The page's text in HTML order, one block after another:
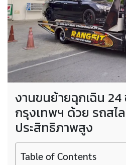
งานขนย้ายฉุกเฉิน 24
กรุงเทพฯ ด้วย รถสไ
ประสิทธิภาพสูง
Table of Contents